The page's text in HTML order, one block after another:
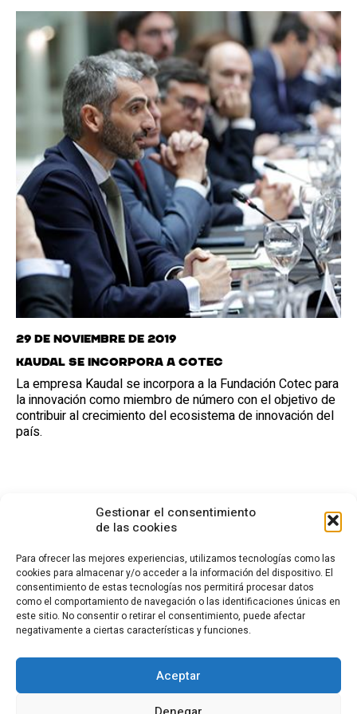
Gestionar el consentimiento
de las cookies
Para ofrecer las mejores experiencias, utilizamos tecnologías como las
cookies para almacenar y/o acceder a la información del dispositivo. El
consentimiento de estas tecnologías nos permitirá procesar datos
como el comportamiento de navegación o las identificaciones únicas en
este sitio. No consentir o retirar el consentimiento, puede afectar
negativamente a ciertas características y funciones.
Aceptar
29 de noviembre de 2019
Kaudal se incorpora a Cotec
La empresa Kaudal se incorpora a la Fundación Cotec para
la innovación como miembro de número con el objetivo de
contribuir al crecimiento del ecosistema de innovación del
país.
CONTACTO
Calle Cea Bermúdez, 3
28003 - Madrid. España
fundacion.cotec@cotec.es
POLÍTICA DE PRIVACIDAD